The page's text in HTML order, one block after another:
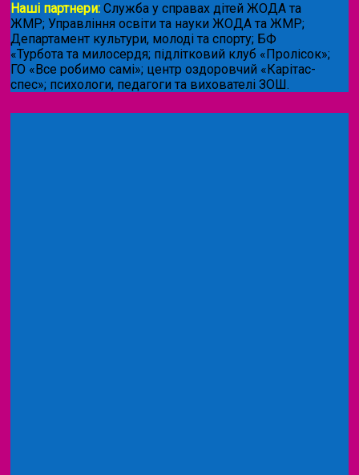
Наші партнери: Служба у справах дітей ЖОДА та
ЖМР; Управління освіти та науки ЖОДА та ЖМР;
Департамент культури, молоді та спорту; БФ
«Турбота та милосердя; підлітковий клуб «Пролісок»;
ГО «Все робимо самі»; центр оздоровчий «Карітас-
спес»; психологи, педагоги та вихователі ЗОШ.